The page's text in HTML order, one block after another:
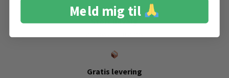
Stort udvalg
Gratis levering
Meld mig til